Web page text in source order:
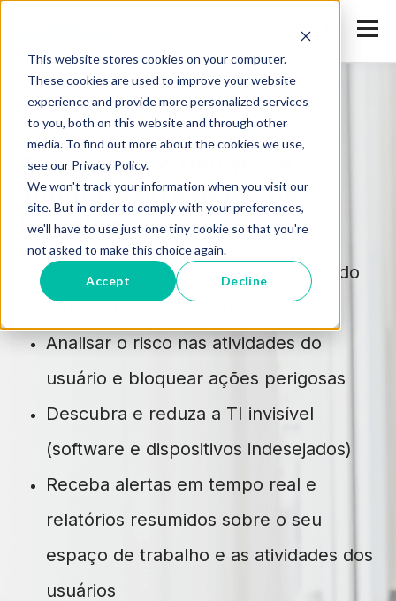
This website stores cookies on your computer.
These cookies are used to improve your website
experience and provide more personalized services
to you, both on this website and through other
media. To find out more about the cookies we use,
see our Privacy Policy.
We won't track your information when you visit our
site. But in order to comply with your preferences,
we'll have to use just one tiny cookie so that you're
not asked to make this choice again.
Accept Decline
Atividade do usuário e
auditoria do espaço de
trabalho
Detectar ameaças internas dentro do
perímetro protegido da empresa
Analisar o risco nas atividades do
usuário e bloquear ações perigosas
Descubra e reduza a TI invisível
(software e dispositivos indesejados)
Receba alertas em tempo real e
relatórios resumidos sobre o seu
espaço de trabalho e as atividades dos
usuários